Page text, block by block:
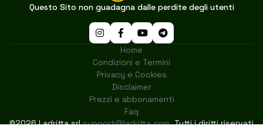
Questo Sito non guadagna dalle perdite degli utenti
Home
Condizioni e Termini
Privacy e Cookies
Disclaimer
Prezzi e abbonamenti
Faq
©2026 Ladritta srlsupport@ladritta.com. Tutti i diritti riservati